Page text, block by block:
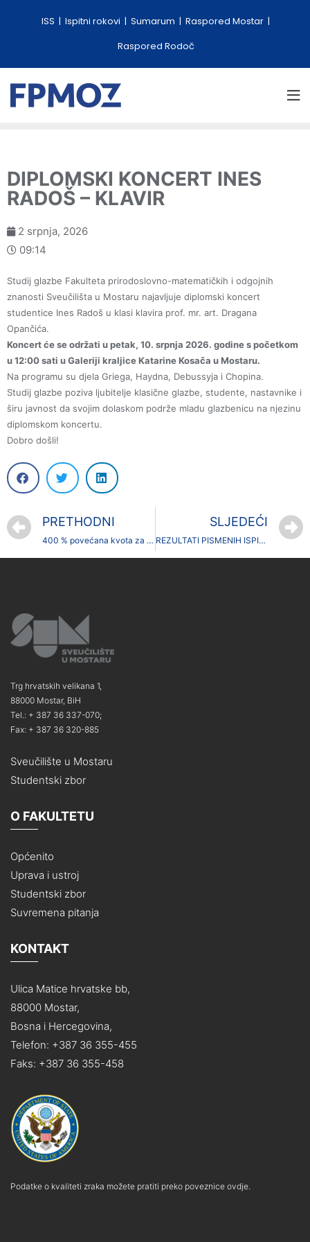
ISS Ispitni rokovi Sumarum
Raspored Mostar
Raspored Rodoč
DIPLOMSKI KONCERT INES
RADOŠ – KLAVIR
2 srpnja, 2026
09:14
Studij glazbe Fakulteta prirodoslovno-matematičkih i odgojnih
znanosti Sveučilišta u Mostaru najavljuje diplomski koncert
studentice Ines Radoš u klasi klavira prof. mr. art. Dragana
Opančića.
Koncert će se održati u petak, 10. srpnja 2026. godine s početkom
u 12:00 sati u Galeriji kraljice Katarine Kosača u Mostaru.
Na programu su djela Griega, Haydna, Debussyja i Chopina.
Studij glazbe poziva ljubitelje klasične glazbe, studente, nastavnike i
širu javnost da svojim dolaskom podrže mladu glazbenicu na njezinu
diplomskom koncertu.
Dobro došli!
PRETHODNI
400 % povećana kvota za besplatan studij – do 2. srpnja otvorene prijave za upis na Sveučilište u Mostaru
SLJEDEĆI
REZULTATI PISMENIH ISPITA ODRŽANIH 02.07.2026.
Trg hrvatskih velikana 1,
88000 Mostar, BiH
Tel.: + 387 36 337-070;
Fax: + 387 36 320-885
Sveučilište u Mostaru
Studentski zbor
O FAKULTETU
Općenito
Uprava i ustroj
Studentski zbor
Suvremena pitanja
KONTAKT
Ulica Matice hrvatske bb,
88000 Mostar,
Bosna i Hercegovina,
Telefon: +387 36 355-455
Faks: +387 36 355-458
Podatke o kvaliteti zraka možete pratiti preko poveznice ovdje.